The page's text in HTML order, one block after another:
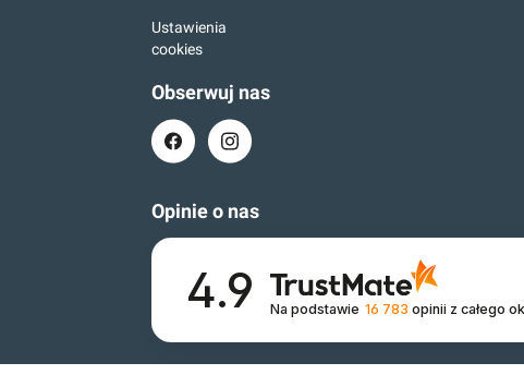
Ustawienia
cookies
Obserwuj nas
Opinie o nas
4.9 Na podstawie 16 783 opinii z całego